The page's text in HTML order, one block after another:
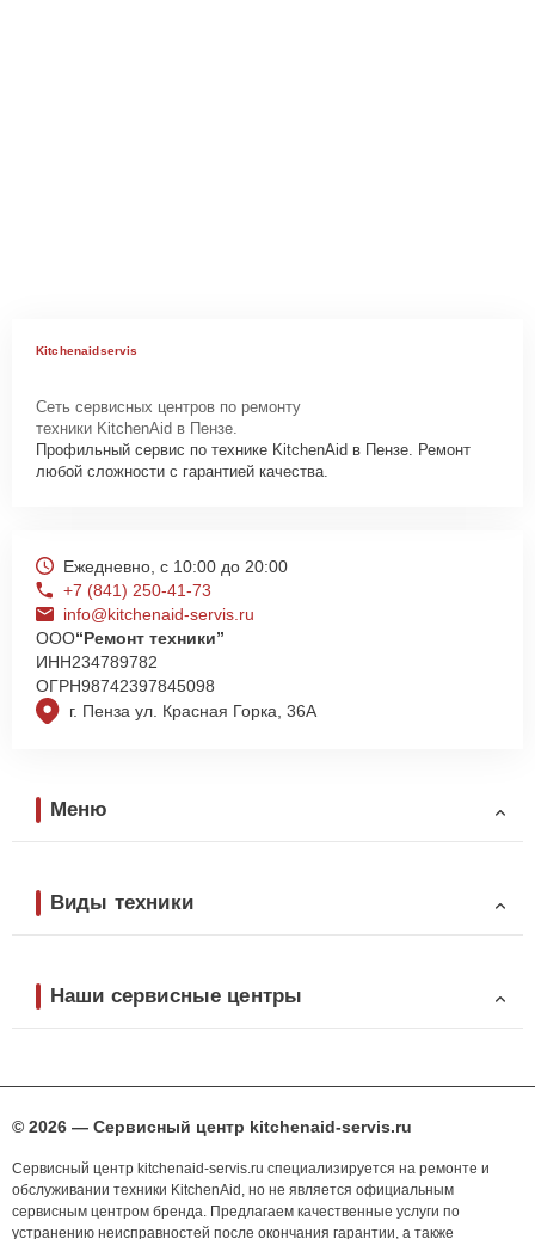
Kitchenaidservis
Сеть сервисных центров по ремонту
техники KitchenAid в Пензе.
Профильный сервис по технике KitchenAid в Пензе. Ремонт
любой сложности с гарантией качества.
г. Пенза ул. Красная Горка, 36А
Ежедневно, с 10:00 до 20:00
+7 (841) 250-41-73
info@kitchenaid-servis.ru
ООО“Ремонт техники”
ИНН234789782
ОГРН98742397845098
Меню
Виды техники
Наши сервисные центры
© 2026 — Сервисный центр kitchenaid-servis.ru
Сервисный центр kitchenaid-servis.ru специализируется на ремонте и
обслуживании техники KitchenAid, но не является официальным
сервисным центром бренда. Предлагаем качественные услуги по
устранению неисправностей после окончания гарантии, а также